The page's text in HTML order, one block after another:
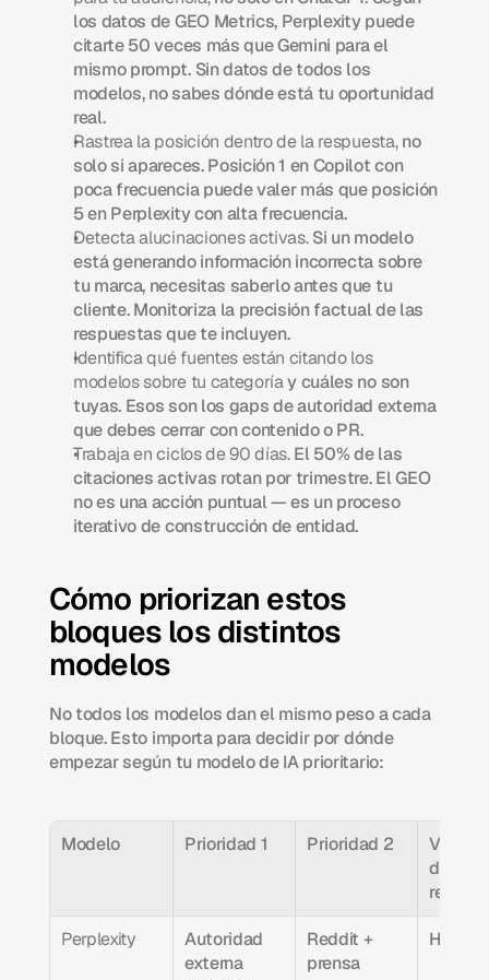
los datos de GEO Metrics, Perplexity puede
citarte 50 veces más que Gemini para el
mismo prompt. Sin datos de todos los
modelos, no sabes dónde está tu oportunidad
real.
Rastrea la posición dentro de la respuesta, no
solo si apareces. Posición 1 en Copilot con
poca frecuencia puede valer más que posición
5 en Perplexity con alta frecuencia.
Detecta alucinaciones activas. Si un modelo
está generando información incorrecta sobre
tu marca, necesitas saberlo antes que tu
cliente. Monitoriza la precisión factual de las
respuestas que te incluyen.
Identifica qué fuentes están citando los
modelos sobre tu categoría y cuáles no son
tuyas. Esos son los gaps de autoridad externa
que debes cerrar con contenido o PR.
Trabaja en ciclos de 90 días. El 50% de las
citaciones activas rotan por trimestre. El GEO
no es una acción puntual — es un proceso
iterativo de construcción de entidad.
Cómo priorizan estos
bloques los distintos
modelos
No todos los modelos dan el mismo peso a cada
bloque. Esto importa para decidir por dónde
empezar según tu modelo de IA prioritario:
Modelo Prioridad 1 Prioridad 2
de
Perplexity
Autoridad
externa
Reddit +
prensa
Horas